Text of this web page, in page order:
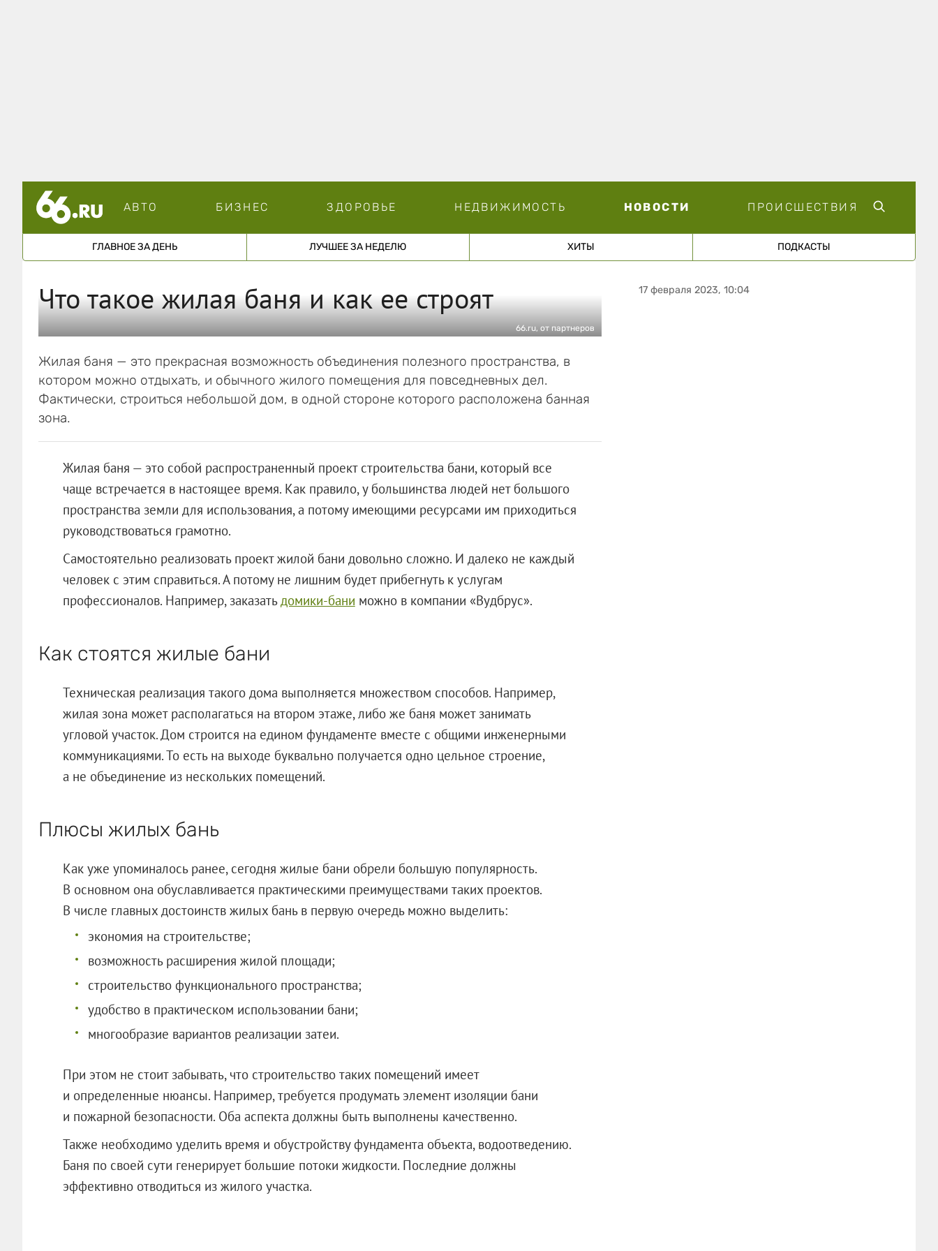
АВТО БИЗНЕС ЗДОРОВЬЕ НЕДВИЖИМОСТЬ НОВОСТИ ПРОИСШЕСТВИЯ
ГЛАВНОЕ ЗА ДЕНЬ ЛУЧШЕЕ ЗА НЕДЕЛЮ ХИТЫ ПОДКАСТЫ
Что такое жилая баня и как ее строят
66.ru, от партнеров
Жилая баня — это прекрасная возможность объединения полезного пространства, в
котором можно отдыхать, и обычного жилого помещения для повседневных дел.
Фактически, строиться небольшой дом, в одной стороне которого расположена банная
зона.
Жилая баня — это собой распространенный проект строительства бани, который все
чаще встречается в настоящее время. Как правило, у большинства людей нет большого
пространства земли для использования, а потому имеющими ресурсами им приходиться
руководствоваться грамотно.
Самостоятельно реализовать проект жилой бани довольно сложно. И далеко не каждый
человек с этим справиться. А потому не лишним будет прибегнуть к услугам
профессионалов. Например, заказать домики-бани можно в компании «Вудбрус».
Как стоятся жилые бани
Техническая реализация такого дома выполняется множеством способов. Например,
жилая зона может располагаться на втором этаже, либо же баня может занимать
угловой участок. Дом строится на едином фундаменте вместе с общими инженерными
коммуникациями. То есть на выходе буквально получается одно цельное строение,
а не объединение из нескольких помещений.
Плюсы жилых бань
Как уже упоминалось ранее, сегодня жилые бани обрели большую популярность.
В основном она обуславливается практическими преимуществами таких проектов.
В числе главных достоинств жилых бань в первую очередь можно выделить:
экономия на строительстве;
возможность расширения жилой площади;
строительство функционального пространства;
удобство в практическом использовании бани;
многообразие вариантов реализации затеи.
При этом не стоит забывать, что строительство таких помещений имеет
и определенные нюансы. Например, требуется продумать элемент изоляции бани
и пожарной безопасности. Оба аспекта должны быть выполнены качественно.
Также необходимо уделить время и обустройству фундамента объекта, водоотведению.
Баня по своей сути генерирует большие потоки жидкости. Последние должны
эффективно отводиться из жилого участка.
17 февраля 2023, 10:04